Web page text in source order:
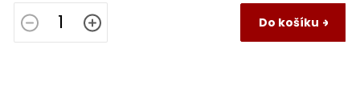
Do košíku